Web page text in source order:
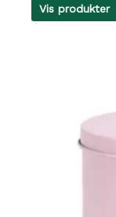
Vis produkter